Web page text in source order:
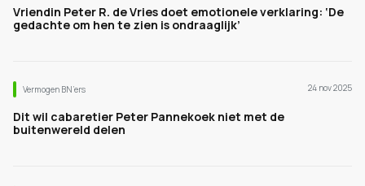
Vriendin Peter R. de Vries doet emotionele verklaring: ‘De
gedachte om hen te zien is ondraaglijk’
Vermogen BN’ers 24 nov 2025
Dit wil cabaretier Peter Pannekoek niet met de
buitenwereld delen